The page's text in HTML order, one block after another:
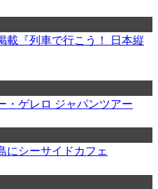
載『列車で行こう！ 日本縦
・ゲレロ ジャパンツアー
にシーサイドカフェ